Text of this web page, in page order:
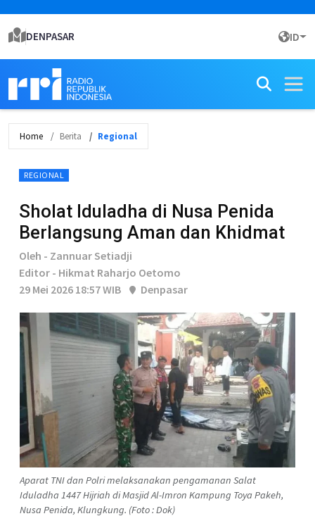
DENPASAR ID
Home Berita Regional
REGIONAL
Sholat Iduladha di Nusa Penida
Berlangsung Aman dan Khidmat
Oleh - Zannuar Setiadji
Editor - Hikmat Raharjo Oetomo
29 Mei 2026 18:57 WIB
Denpasar
Aparat TNI dan Polri melaksanakan pengamanan Salat
Iduladha 1447 Hijriah di Masjid Al-Imron Kampung Toya Pakeh,
Nusa Penida, Klungkung. (Foto : Dok)